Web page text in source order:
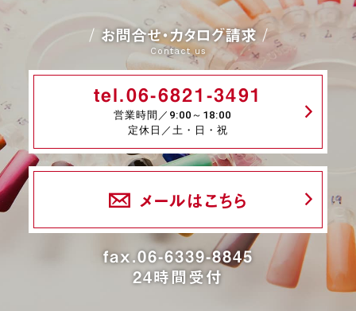
お問合せ・カタログ請求
Contact us
tel.06-6821-3491
営業時間／9:00～18:00
定休日／土・日・祝
メールはこちら
fax.06-6339-8845
24時間受付